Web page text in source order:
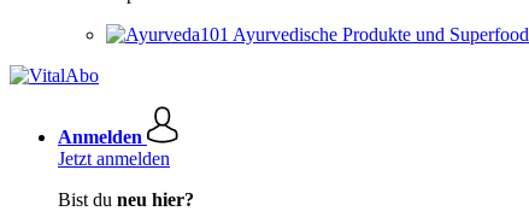
Ayurvedische Produkte und Superfood
Anmelden
Jetzt anmelden
Bist du neu hier?